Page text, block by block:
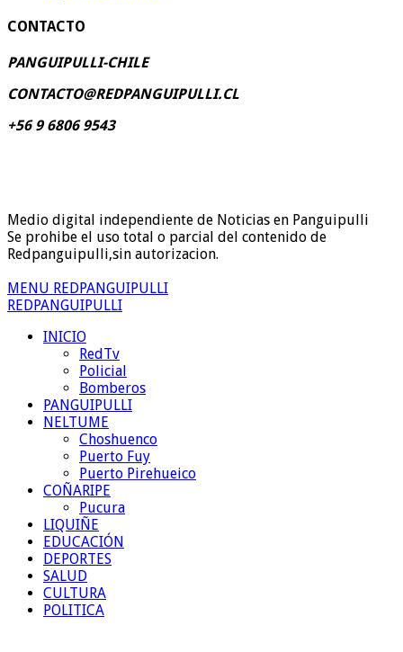
CONTACTO
PANGUIPULLI-CHILE
CONTACTO@REDPANGUIPULLI.CL
+56 9 6806 9543
Medio digital independiente de Noticias en Panguipulli
Se prohibe el uso total o parcial del contenido de
Redpanguipulli,sin autorizacion.
MENU REDPANGUIPULLI
REDPANGUIPULLI
INICIO
RedTv
Policial
Bomberos
PANGUIPULLI
NELTUME
Choshuenco
Puerto Fuy
Puerto Pirehueico
COÑARIPE
Pucura
LIQUIÑE
EDUCACIÓN
DEPORTES
SALUD
CULTURA
POLITICA